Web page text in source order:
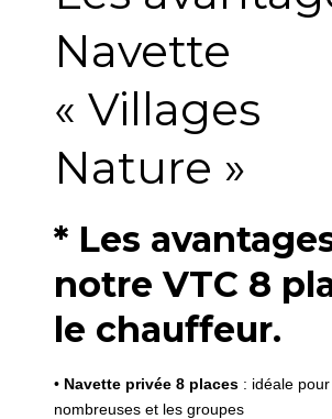
Navette
« Villages
Nature »
* Les
notre VTC 8
le chauffeur.
• Navette privée 8 places : idéale
nombreuses et les groupes